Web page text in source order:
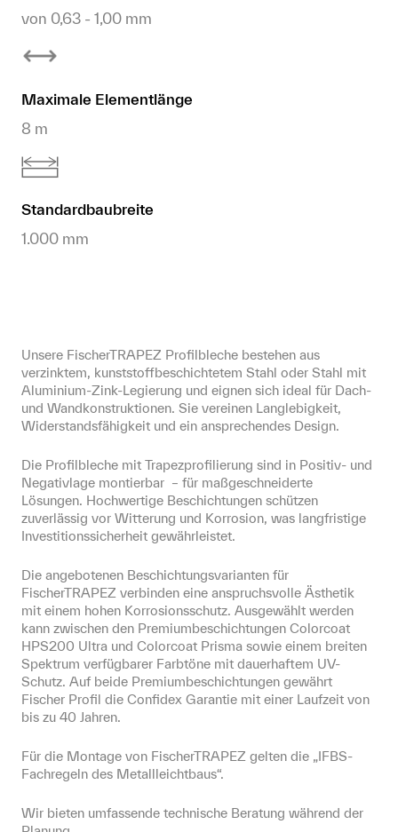
von 0,63 - 1,00 mm
Maximale Elementlänge
8 m
Standardbaubreite
1.000 mm
Unsere FischerTRAPEZ Profilbleche bestehen aus
verzinktem, kunststoffbeschichtetem Stahl oder Stahl mit
Aluminium-Zink-Legierung und eignen sich ideal für Dach-
und Wandkonstruktionen. Sie vereinen Langlebigkeit,
Widerstandsfähigkeit und ein ansprechendes Design.
Die Profilbleche mit Trapezprofilierung sind in Positiv- und
Negativlage montierbar  – für maßgeschneiderte
Lösungen. Hochwertige Beschichtungen schützen
zuverlässig vor Witterung und Korrosion, was langfristige
Investitionssicherheit gewährleistet.
Die angebotenen Beschichtungsvarianten für
FischerTRAPEZ verbinden eine anspruchsvolle Ästhetik
mit einem hohen Korrosionsschutz. Ausgewählt werden
kann zwischen den Premiumbeschichtungen Colorcoat
HPS200 Ultra und Colorcoat Prisma sowie einem breiten
Spektrum verfügbarer Farbtöne mit dauerhaftem UV-
Schutz. Auf beide Premiumbeschichtungen gewährt
Fischer Profil die Confidex Garantie mit einer Laufzeit von
bis zu 40 Jahren.
Für die Montage von FischerTRAPEZ gelten die „IFBS-
Fachregeln des Metallleichtbaus“.
Wir bieten umfassende technische Beratung während der